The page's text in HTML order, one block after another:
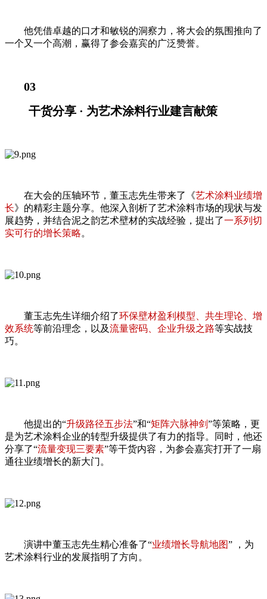
他凭借卓越的口才和敏锐的洞察力，将大会的氛围推向了
一个又一个高潮，赢得了参会嘉宾的广泛赞誉。
03
干货分享 · 为艺术涂料行业建言献策
在大会的压轴环节，董玉志先生带来了《艺术涂料业绩增
长》的精彩主题分享。他深入剖析了艺术涂料市场的现状与发
展趋势，并结合泥之韵艺术壁材的实战经验，提出了一系列切
实可行的增长策略。
董玉志先生详细介绍了环保壁材盈利模型、共生理论、增
效系统等前沿理念，以及流量密码、企业升级之路等实战技
巧。
他提出的“升级路径五步法”和“矩阵六脉神剑”等策略，更
是为艺术涂料企业的转型升级提供了有力的指导。同时，他还
分享了“流量变现三要素”等干货内容，为参会嘉宾打开了一扇
通往业绩增长的新大门。
演讲中董玉志先生精心准备了“业绩增长导航地图” ，为
艺术涂料行业的发展指明了方向。